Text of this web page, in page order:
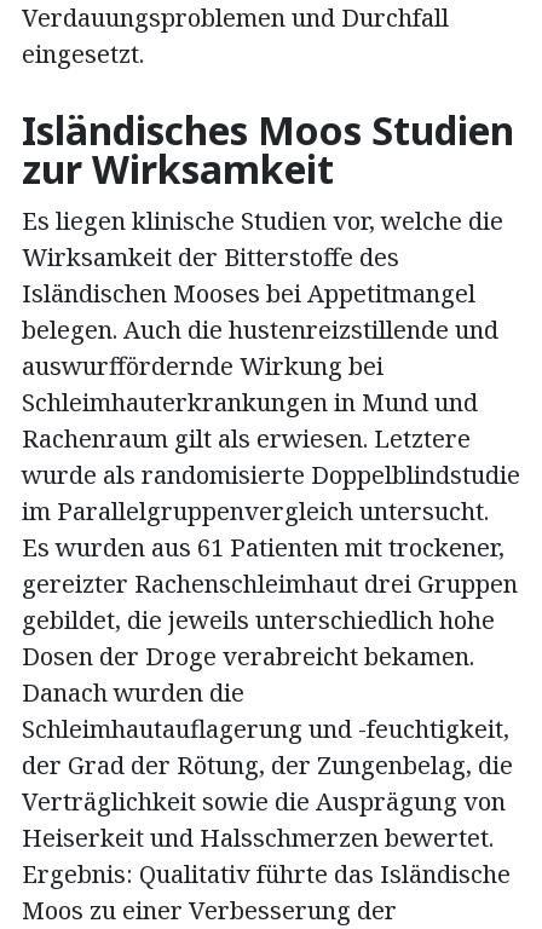
Verdauungsproblemen und Durchfall
eingesetzt.
Isländisches Moos Studien
zur Wirksamkeit
Es liegen klinische Studien vor, welche die
Wirksamkeit der Bitterstoffe des
Isländischen Mooses bei Appetitmangel
belegen. Auch die hustenreizstillende und
auswurffördernde Wirkung bei
Schleimhauterkrankungen in Mund und
Rachenraum gilt als erwiesen. Letztere
wurde als randomisierte Doppelblindstudie
im Parallelgruppenvergleich untersucht.
Es wurden aus 61 Patienten mit trockener,
gereizter Rachenschleimhaut drei Gruppen
gebildet, die jeweils unterschiedlich hohe
Dosen der Droge verabreicht bekamen.
Danach wurden die
Schleimhautauflagerung und -feuchtigkeit,
der Grad der Rötung, der Zungenbelag, die
Verträglichkeit sowie die Ausprägung von
Heiserkeit und Halsschmerzen bewertet.
Ergebnis: Qualitativ führte das Isländische
Moos zu einer Verbesserung der